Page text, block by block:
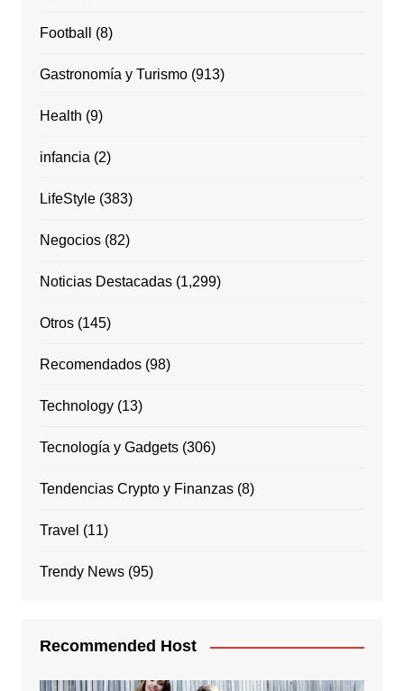
Football (8)
Gastronomía y Turismo(913)
Health (9)
infancia (2)
LifeStyle(383)
Negocios(82)
Noticias Destacadas(1,299)
Otros(145)
Recomendados(98)
Technology(13)
Tecnología y Gadgets(306)
Tendencias Crypto y Finanzas(8)
Travel (11)
Trendy News(95)
Recommended Host